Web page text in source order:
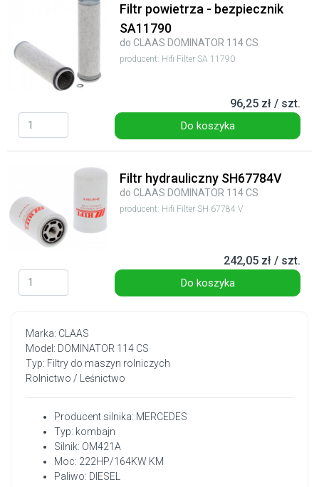
Marka: CLAAS
Model: DOMINATOR 114 CS
Typ: Filtry do maszyn rolniczych
Rolnictwo / Leśnictwo
Producent silnika: MERCEDES
Typ: kombajn
Silnik: OM421A
Moc: 222HP/164KW KM
Paliwo: DIESEL
Filtr powietrza - bezpiecznik
SA11790
do CLAAS DOMINATOR 114 CS
producent: Hifi Filter SA 11790
96,25 zł / szt.
Do koszyka
Filtr hydrauliczny SH67784V
do CLAAS DOMINATOR 114 CS
producent: Hifi Filter SH 67784 V
242,05 zł / szt.
Do koszyka